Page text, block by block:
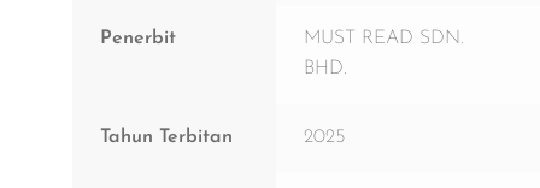
Penerbit
MUST READ SDN.
BHD.
Tahun Terbitan 2025